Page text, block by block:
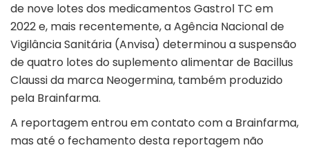
de nove lotes dos medicamentos Gastrol TC em
2022 e, mais recentemente, a Agência Nacional de
Vigilância Sanitária (Anvisa) determinou a suspensão
de quatro lotes do suplemento alimentar de Bacillus
Claussi da marca Neogermina, também produzido
pela Brainfarma.
A reportagem entrou em contato com a Brainfarma,
mas até o fechamento desta reportagem não